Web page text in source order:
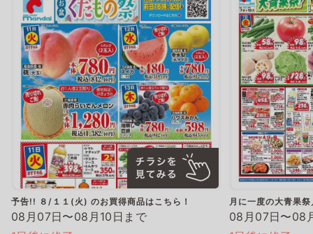
予告!! ８/１１(火) のお買得商品はこちら！
08月07日〜08月10日まで
月に一度の大青果
08月07日〜08